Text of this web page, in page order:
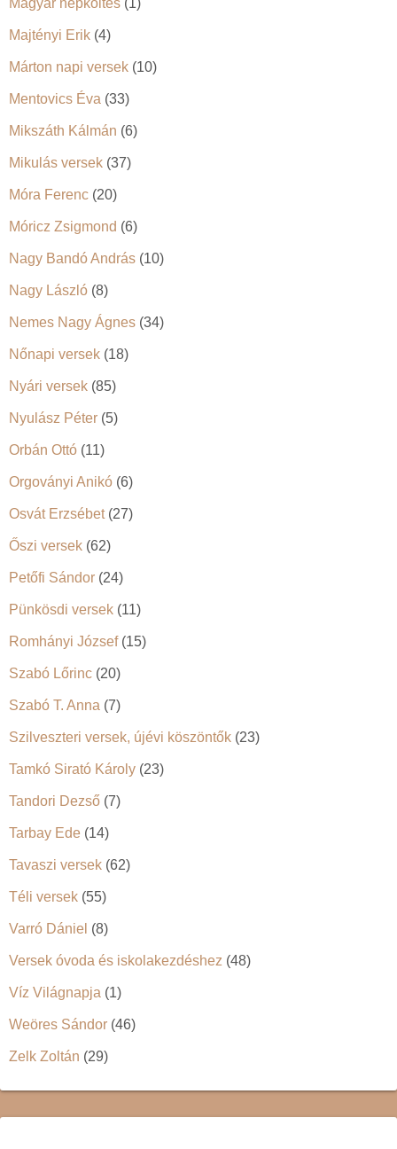
Majtényi Erik (4)
Márton napi versek (10)
Mentovics Éva (33)
Mikszáth Kálmán (6)
Mikulás versek (37)
Móra Ferenc (20)
Móricz Zsigmond (6)
Nagy Bandó András (10)
Nagy László (8)
Nemes Nagy Ágnes (34)
Nőnapi versek (18)
Nyári versek (85)
Nyulász Péter (5)
Orbán Ottó (11)
Orgoványi Anikó (6)
Osvát Erzsébet(27)
Őszi versek (62)
Petőfi Sándor (24)
Pünkösdi versek (11)
Romhányi József(15)
Szabó Lőrinc (20)
Szabó T. Anna (7)
Szilveszteri versek, újévi köszöntők (23)
Tamkó Sirató Károly (23)
Tandori Dezső (7)
Tarbay Ede (14)
Tavaszi versek (62)
Téli versek (55)
Varró Dániel (8)
Versek óvoda és iskolakezdéshez (48)
Víz Világnapja (1)
Weöres Sándor (46)
Zelk Zoltán (29)